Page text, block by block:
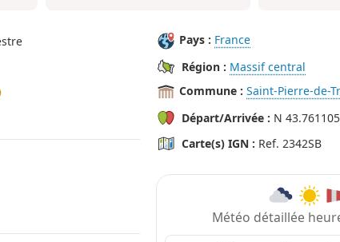
Pays : France
Région : Massif central
Commune : Saint-Pierre-de-
Départ/Arrivée : N
Carte(s) IGN : Ref. 2342SB
Météo détaillée